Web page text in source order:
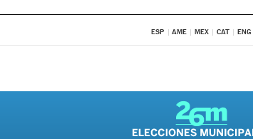
ESP AME MEX CAT ENG